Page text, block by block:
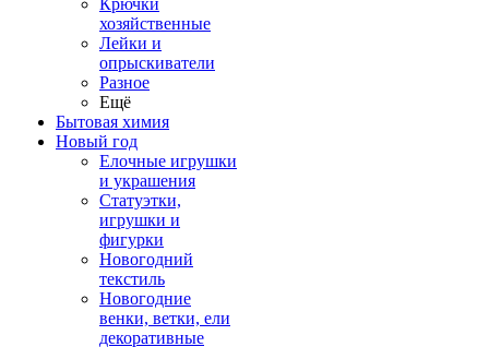
Крючки
хозяйственные
Лейки и
опрыскиватели
Разное
Ещё
Бытовая химия
Новый год
Елочные игрушки
и украшения
Статуэтки,
игрушки и
фигурки
Новогодний
текстиль
Новогодние
венки, ветки, ели
декоративные